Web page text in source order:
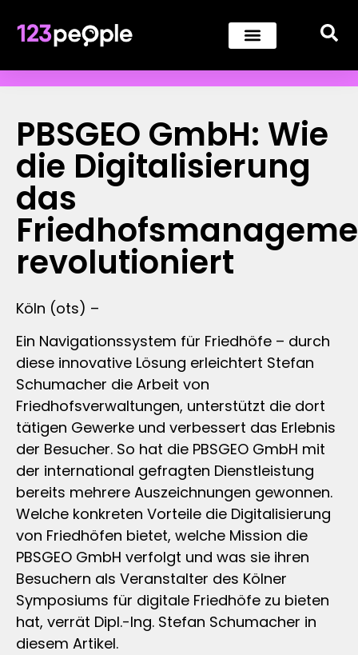
PBSGEO GmbH: Wie
die Digitalisierung
das
revolutioniert
Köln (ots) –
Ein Navigationssystem für Friedhöfe – durch
diese innovative Lösung erleichtert Stefan
Schumacher die Arbeit von
Friedhofsverwaltungen, unterstützt die dort
tätigen Gewerke und verbessert das Erlebnis
der Besucher. So hat die PBSGEO GmbH mit
der international gefragten Dienstleistung
bereits mehrere Auszeichnungen gewonnen.
Welche konkreten Vorteile die Digitalisierung
von Friedhöfen bietet, welche Mission die
PBSGEO GmbH verfolgt und was sie ihren
Besuchern als Veranstalter des Kölner
Symposiums für digitale Friedhöfe zu bieten
hat, verrät Dipl.-Ing. Stefan Schumacher in
diesem Artikel.